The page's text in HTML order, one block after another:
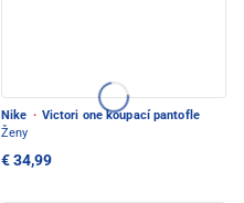
Nike · Victori one koupací pantofle
Ženy
€ 34,99